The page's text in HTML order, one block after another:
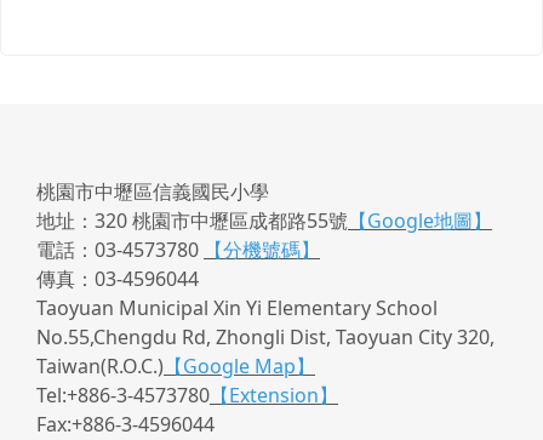
桃園市中壢區信義國民小學
地址：320 桃園市中壢區成都路55號 【Google地圖】
電話：03-4573780
【分機號碼】
傳真：03-4596044
Taoyuan Municipal Xin Yi Elementary School
No.55,Chengdu Rd, Zhongli Dist, Taoyuan City 320,
Taiwan(R.O.C.) 【Google Map】
Tel:+886-3-4573780 【Extension】
Fax:+886-3-4596044